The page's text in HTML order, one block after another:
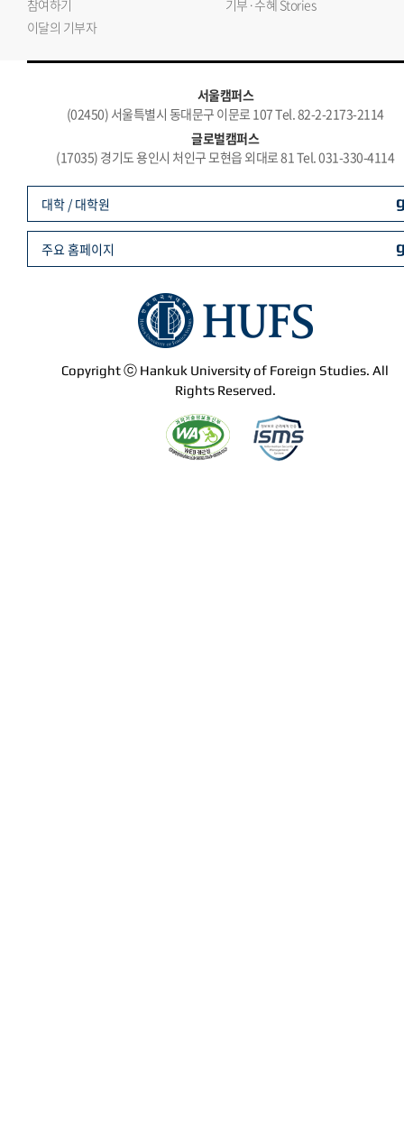
참여하기
기부·수혜 Stories
이달의 기부자
서울캠퍼스
(02450) 서울특별시 동대문구 이문로 107 Tel. 82-2-2173-2114
글로벌캠퍼스
(17035) 경기도 용인시 처인구 모현읍 외대로 81 Tel. 031-330-4114
Copyright ⓒ Hankuk University of Foreign Studies. All
Rights Reserved.
대학 / 대학원
주요 홈페이지